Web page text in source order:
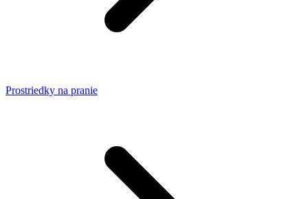
Prostriedky na pranie